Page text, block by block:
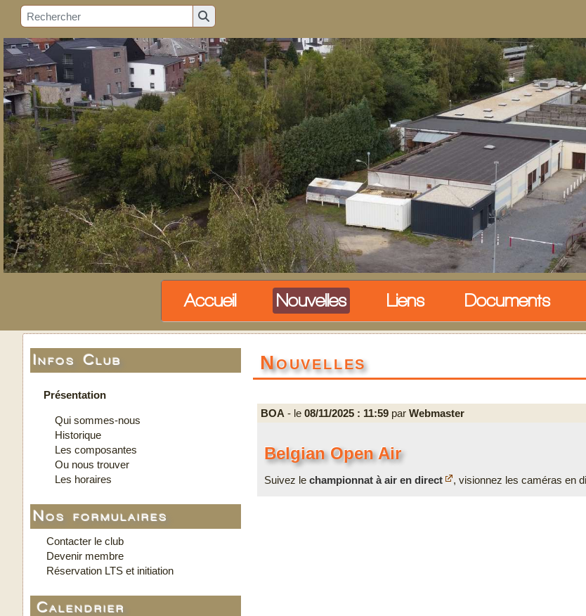
Accueil Nouvelles Liens Documents
Infos Club
Présentation
Qui sommes-nous
Historique
Les composantes
Ou nous trouver
Les horaires
Nos formulaires
Contacter le club
Devenir membre
Réservation LTS et initiation
Calendrier
Nouvelles
BOA - le 08/11/2025 : 11:59 par Webmaster
Belgian Open Air
Suivez le championnat à air en direct , visionnez les caméras en